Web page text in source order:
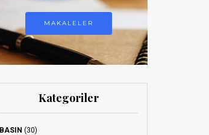
MAKALELER
Kategoriler
BASIN (30)